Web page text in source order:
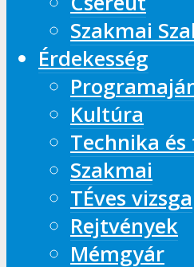
Szakmai
Érdekesség
Kultúra
Technika
Szakmai
TÉves vizsga
Rejtvények
Mémgyár